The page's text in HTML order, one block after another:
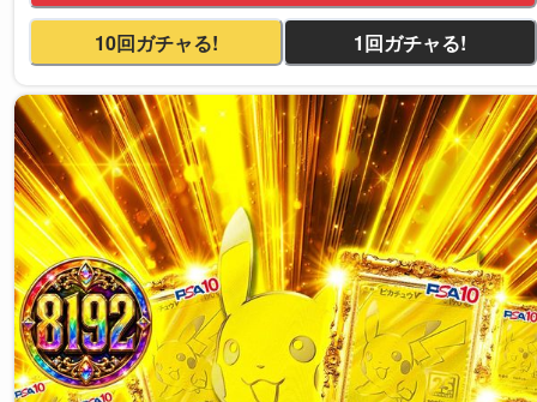
10回ガチャる! 1回ガチャる!